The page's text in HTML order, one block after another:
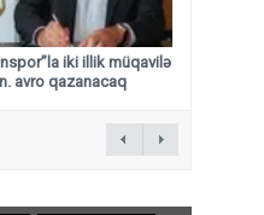
iki illik müqavilə
avro qazanacaq